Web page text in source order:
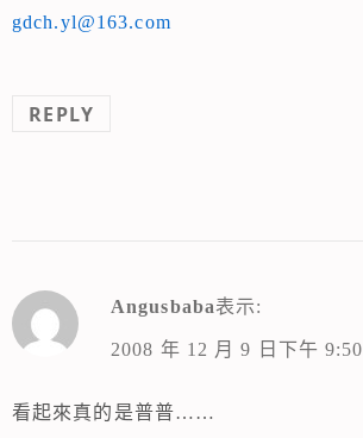
gdch.yl@163.com
REPLY
Angusbaba表示:
2008 年 12 月 9 日下午 9:50
看起來真的是普普……